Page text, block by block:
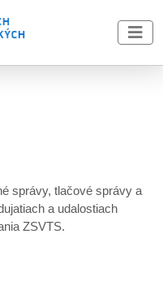
správy, tlačové správy a
a udalostiach
ZSVTS.